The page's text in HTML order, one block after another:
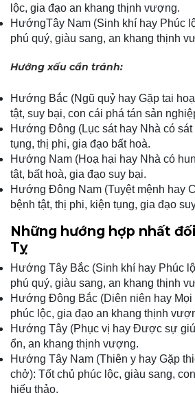
lộc, gia đạo an khang thịnh vượng.
HướngTây Nam (Sinh khí hay Phúc
phú quý, giàu sang, an khang thịnh
Hướng xấu cần tránh:
Hướng Bắc (Ngũ quỷ hay Gặp tai
tật, suy bại, con cái phá tán sản
Hướng Đông (Lục sát hay Nhà có sát
tụng, thị phi, gia đạo bất hoà.
Hướng Nam (Hoạ hại hay Nhà có
tật, bất hoà, gia đạo suy bại.
Hướng Đông Nam (Tuyệt mệnh hay
bệnh tật, thị phi, kiện tụng, gia đạo
Những hướng hợp nhất
Tỵ
Hướng Tây Bắc (Sinh khí hay Phúc
phú quý, giàu sang, an khang thịnh
Hướng Đông Bắc (Diên niên hay Mọi
phúc lộc, gia đạo an khang thịnh
Hướng Tây (Phục vị hay Được sự
ổn, an khang thịnh vượng.
Hướng Tây Nam (Thiên y hay Gặp
chở): Tốt chủ phúc lộc, giàu sang,
hiếu thảo.